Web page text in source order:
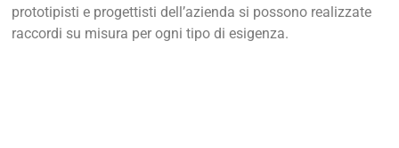
prototipisti e progettisti dell’azienda si possono realizzate
raccordi su misura per ogni tipo di esigenza.